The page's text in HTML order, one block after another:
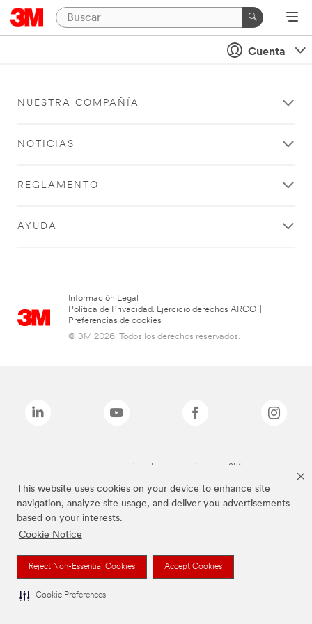
This website uses cookies on your device to enhance site
navigation, analyze site usage, and deliver you advertisements
based on your interests.
Cookie Notice
Reject Non-Essential Cookies Accept Cookies
Cookie Preferences
Cuenta
NUESTRA COMPAÑÍA
NOTICIAS
REGLAMENTO
AYUDA
Información Legal
Política de Privacidad. Ejercicio derechos ARCO
Preferencias de cookies
© 3M 2026. Todos los derechos reservados.
Las marcas mencionadas son propiedad de 3M